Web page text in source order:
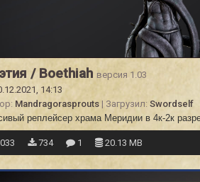
/ Boethiah версия 1.03
14:13
Mandragorasprouts | Загрузил: Swordself
реплейсер храма Меридии в 4к-2к
734 1 20.13 MB